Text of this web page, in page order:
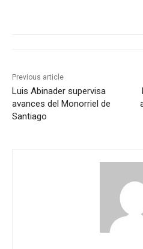
Previous article
Luis Abinader supervisa
avances del Monorriel de
Santiago